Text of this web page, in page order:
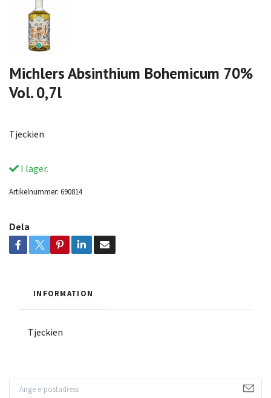
Michlers Absinthium Bohemicum 70%
Vol. 0,7l
Tjeckien
I lager.
Artikelnummer: 690814
Dela
INFORMATION
Tjeckien